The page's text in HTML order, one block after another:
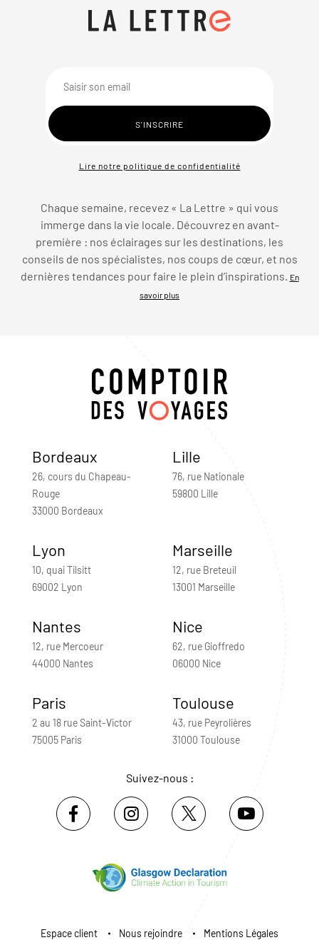
Lire notre politique de confidentialité
Chaque semaine, recevez « La Lettre » qui vous
immerge dans la vie locale. Découvrez en avant-
première : nos éclairages sur les destinations, les
conseils de nos spécialistes, nos coups de cœur, et nos
dernières tendances pour faire le plein d’inspirations. En
savoir plus
Bordeaux
26, cours du Chapeau-
Rouge
33000 Bordeaux
Lille
76, rue Nationale
59800 Lille
Lyon
10, quai Tilsitt
69002 Lyon
Marseille
12, rue Breteuil
13001 Marseille
Nantes
12, rue Mercoeur
44000 Nantes
Nice
62, rue Gioffredo
06000 Nice
Paris
2 au 18 rue Saint-Victor
75005 Paris
Toulouse
43, rue Peyrolières
31000 Toulouse
Suivez-nous :
Espace client Nous rejoindre
Mentions Légales